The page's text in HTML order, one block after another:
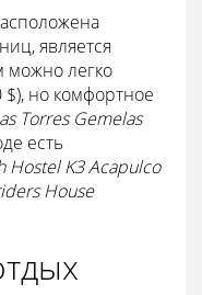
является
можно легко
$), но комфортное
Torres Gemelas
есть
Hostel K3 Acapulco
House